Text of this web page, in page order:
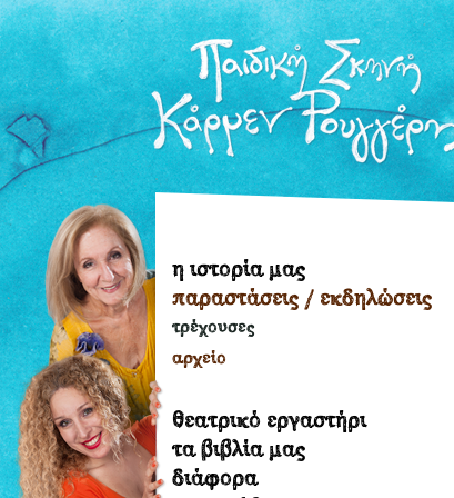
η ιστορία μας
παραστάσεις / εκδηλώσεις
τρέχουσες
αρχείο
θεατρικό εργαστήρι
τα βιβλία μας
διάφορα
η
ιστορία
μας
παραστάσεις
/
εκδηλώσεις
τρέχουσες
αρχείο